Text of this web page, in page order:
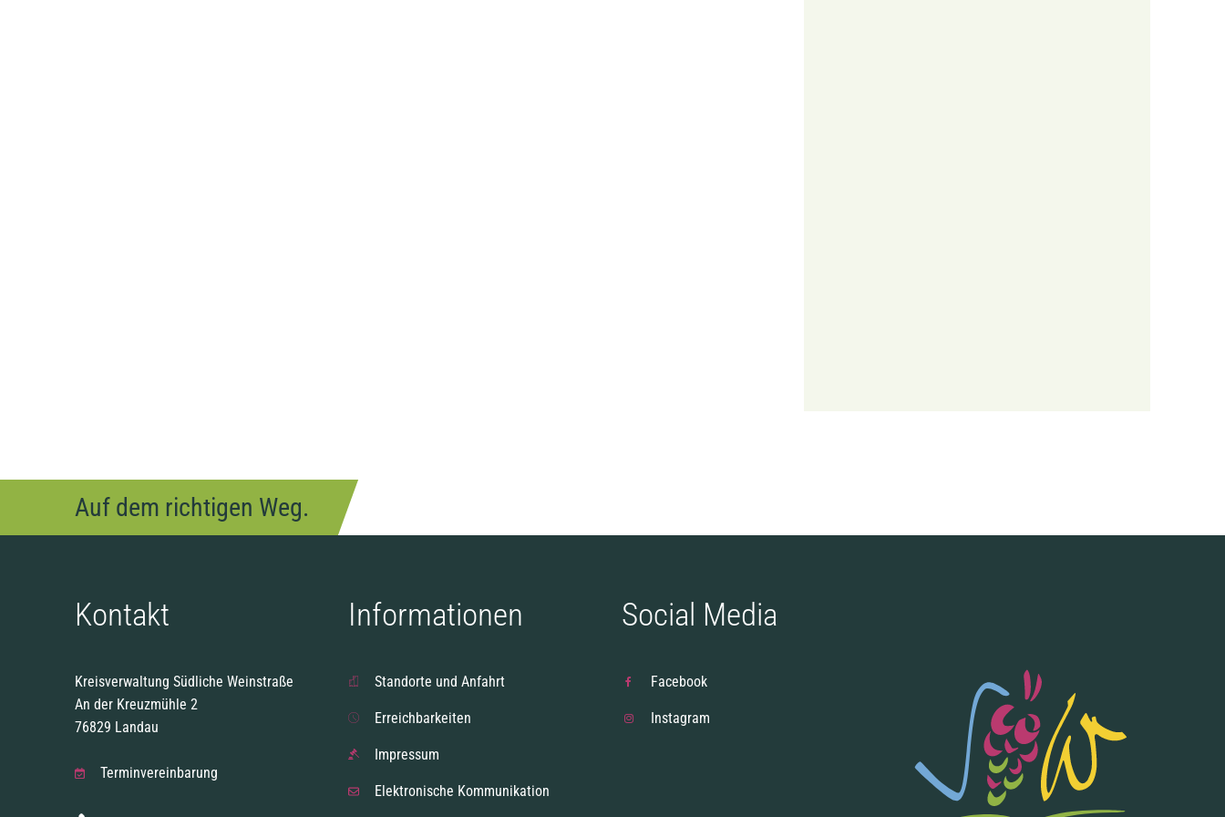
Auf dem richtigen Weg.
Kontakt
Kreisverwaltung Südliche Weinstraße
An der Kreuzmühle 2
76829 Landau
Terminvereinbarung
Informationen
Standorte und Anfahrt
Erreichbarkeiten
Impressum
Elektronische Kommunikation
Social Media
Facebook
Instagram